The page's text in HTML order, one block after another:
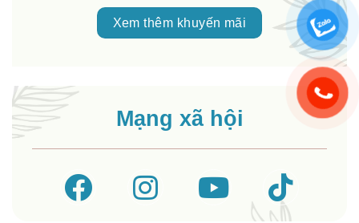
Xem thêm khuyến mãi
Mạng xã hội